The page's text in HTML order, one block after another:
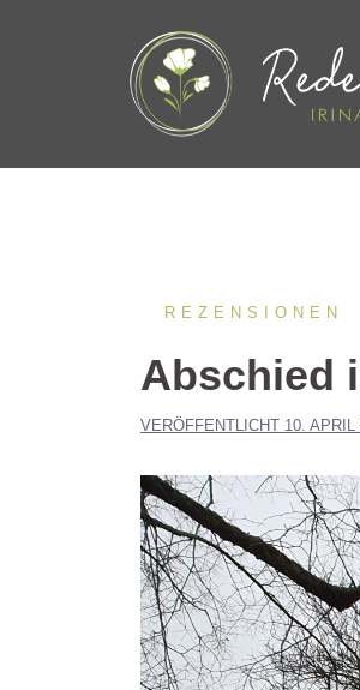
REZENSIONEN
Abschied
VERÖFFENTLICHT 10. APRIL